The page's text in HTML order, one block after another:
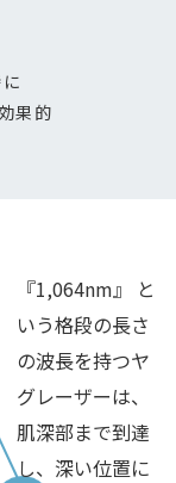
果的
『1,064nm』 と
いう格段の長さ
の波長を持つヤ
グレーザーは、
肌深部まで到達
し、深い位置に